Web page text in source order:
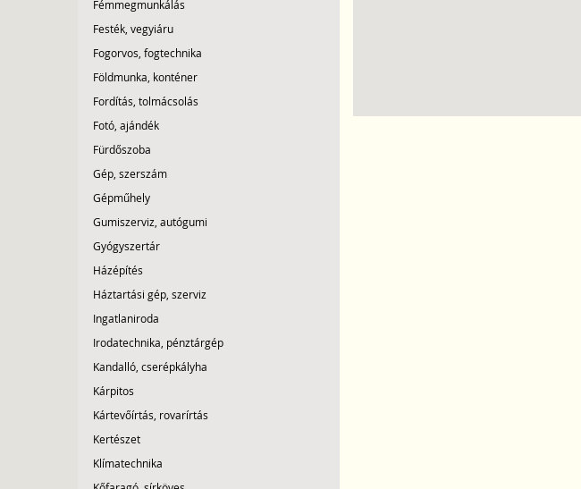
Fémmegmunkálás
Festék, vegyiáru
Fogorvos, fogtechnika
Földmunka, konténer
Fordítás, tolmácsolás
Fotó, ajándék
Fürdőszoba
Gép, szerszám
Gépműhely
Gumiszerviz, autógumi
Gyógyszertár
Házépítés
Háztartási gép, szerviz
Ingatlaniroda
Irodatechnika, pénztárgép
Kandalló, cserépkályha
Kárpitos
Kártevőírtás, rovarírtás
Kertészet
Klímatechnika